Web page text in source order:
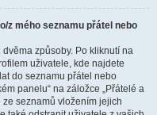
z mého seznamu přátel nebo
způsoby. Po kliknutí na
uživatele, kde najdete
do seznamu přátel nebo
panelu“ na záložce „Přátelé a
seznamů vložením jejich